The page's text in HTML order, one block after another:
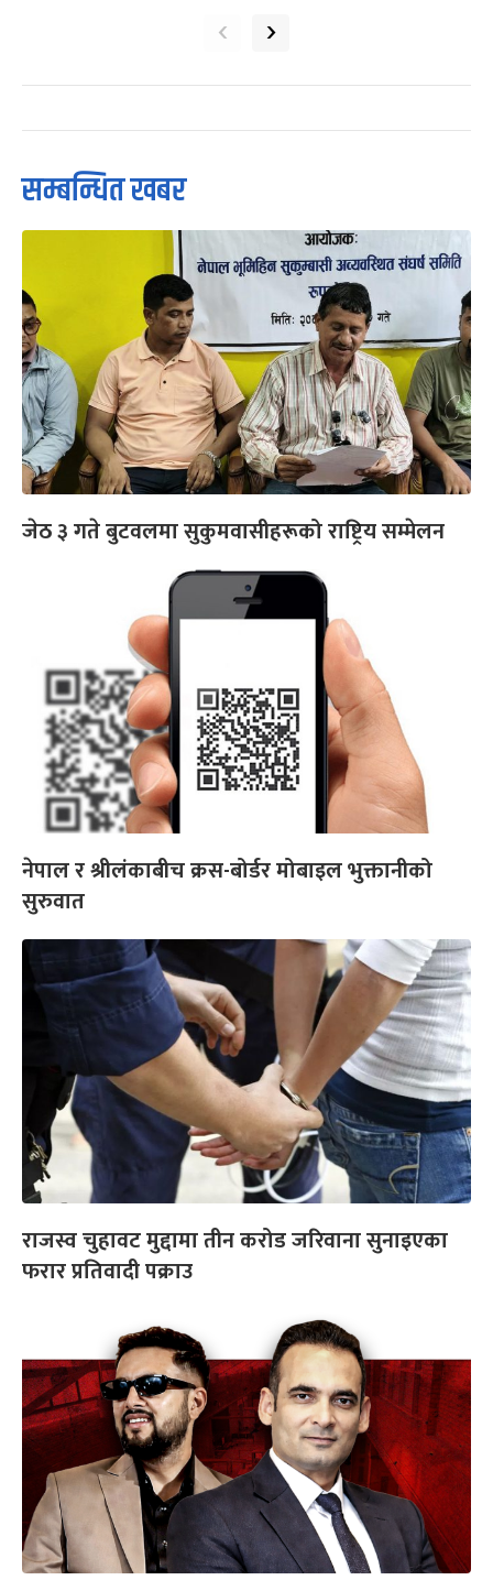
‹ ›
सम्बन्धित खबर
जेठ ३ गते बुटवलमा सुकुमवासीहरूको राष्ट्रिय सम्मेलन
नेपाल र श्रीलंकाबीच क्रस-बोर्डर मोबाइल भुक्तानीको
सुरुवात
राजस्व चुहावट मुद्दामा तीन करोड जरिवाना सुनाइएका
फरार प्रतिवादी पक्राउ